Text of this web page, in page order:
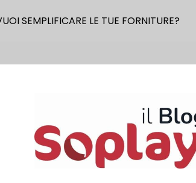
SEMPLIFICARE LE TUE FORNITURE?